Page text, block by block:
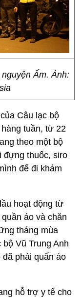
Ấm. Ảnh:
Câu lạc bộ
tuần, từ 22
theo một bộ
đựng thuốc, siro
để đi khám
hoạt động từ
áo và chăn
tháng mùa
Vũ Trung Anh
đã phải quấn áo
hỗ trợ y tế cho